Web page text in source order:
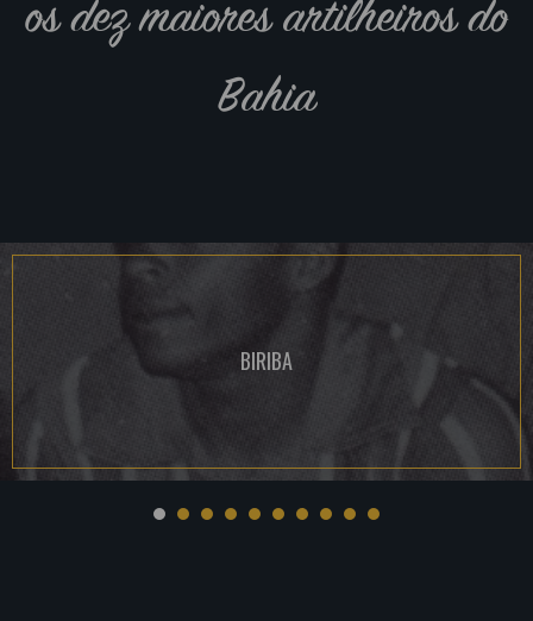
os dez maiores artilheiros do
Bahia
BIRIBA